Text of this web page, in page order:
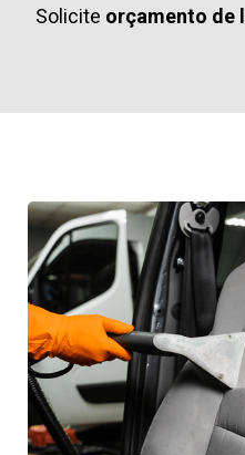
Solicite orçamento de